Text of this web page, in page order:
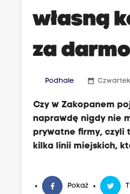
własną
za
Podhale date_range
Czy w Zakopanem
naprawdę nigdy nie
prywatne firmy, czyli
kilka linii miejskich,
Pokaż